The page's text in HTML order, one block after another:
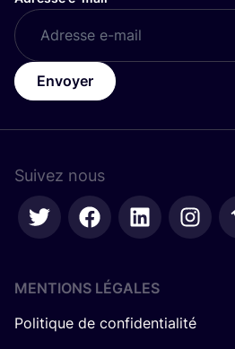
Envoyer
Suivez nous
MENTIONS LÉGALES
Politique de confidentialité